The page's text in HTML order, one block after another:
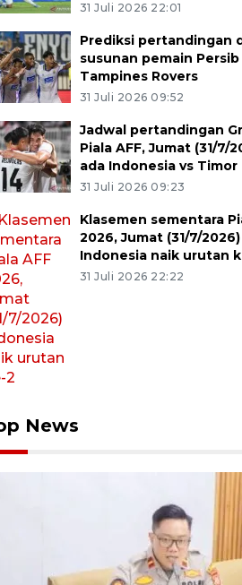
31 Juli 2026 22:01
Prediksi pertandingan
susunan pemain Persib
Tampines Rovers
31 Juli 2026 09:52
Jadwal pertandingan
Piala AFF, Jumat (31/7/
ada Indonesia vs Timor
31 Juli 2026 09:23
Klasemen sementara
2026, Jumat (31/7/2026)
Indonesia naik urutan
31 Juli 2026 22:22
News